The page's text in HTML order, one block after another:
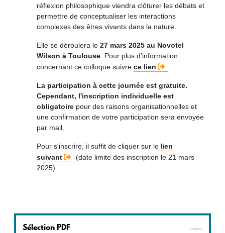
réflexion philosophique viendra clôturer les débats et
permettre de conceptualiser les interactions
complexes des êtres vivants dans la nature.
Elle se déroulera le 27 mars 2025 au Novotel
Wilson à Toulouse. Pour plus d'information
concernant ce colloque suivre ce lien .
La participation à cette journée est gratuite.
Cependant, l'inscription individuelle est
obligatoire pour des raisons organisationnelles et
une confirmation de votre participation sera envoyée
par mail.
Pour s'inscrire, il suffit de cliquer sur le lien
suivant
(date limite des inscription le 21 mars
2025)
Sélection PDF